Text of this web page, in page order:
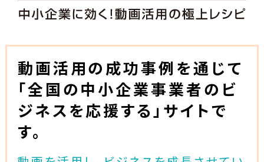
動画活用の成功事例を通じて
「全国の中小企業事業者のビ
ジネスを応援する」サイトで
す。